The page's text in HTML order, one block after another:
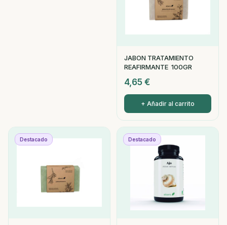
JABON TRATAMIENTO
REAFIRMANTE 100GR
4,65 €
+ Añadir al carrito
Destacado Destacado